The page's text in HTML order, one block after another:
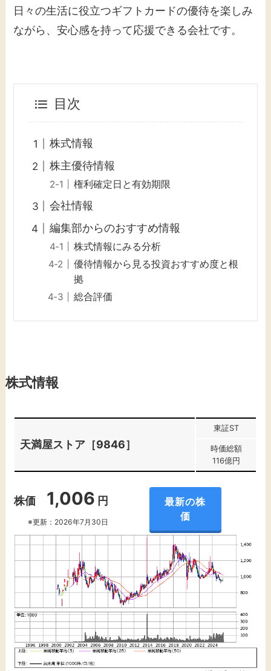
日々の生活に役立つギフトカードの優待を楽しみ
ながら、安心感を持って応援できる会社です。
目次
株式情報
株主優待情報
権利確定日と有効期限
会社情報
編集部からのおすすめ情報
株式情報にみる分析
優待情報から見る投資おすすめ度と根
拠
総合評価
株式情報
天満屋ストア［9846］
東証ST
時価総額
116億円
株価 1,006 円
※更新：2026年7月30日
最新の株
価